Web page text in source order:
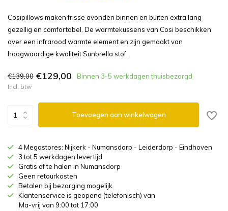
Cosipillows maken frisse avonden binnen en buiten extra lang
gezellig en comfortabel. De warmtekussens van Cosi beschikken
over een infrarood warmte element en zijn gemaakt van
hoogwaardige kwaliteit Sunbrella stof.
€139,00 €129,00 Binnen 3-5 werkdagen thuisbezorgd
Incl. btw
Toevoegen aan winkelwagen
4 Megastores: Nijkerk - Numansdorp - Leiderdorp - Eindhoven
3 tot 5 werkdagen levertijd
Gratis af te halen in Numansdorp
Geen retourkosten
Betalen bij bezorging mogelijk
Klantenservice is geopend (telefonisch) van
Ma-vrij van 9:00 tot 17:00